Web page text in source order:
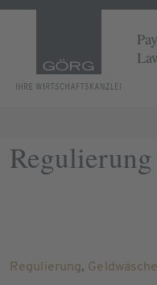
Regulierung
Regulierung,